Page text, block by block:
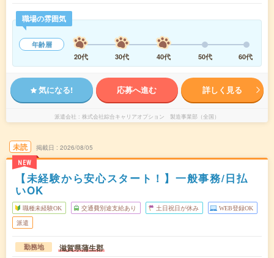
職場の雰囲気
年齢層
20代
30代 40代 50代 60代
気になる! 応募へ進む 詳しく見る
派遣会社 株式会社綜合キャリアオプション 製造事業部（全国）
未読
NEW
掲載日 2026/08/05
【未経験から安心スタート！】一般事務/日払
いOK
職種未経験OK 交通費別途支給あり 土日祝日が休み WEB登録OK
派遣
勤務地 滋賀県蒲生郡